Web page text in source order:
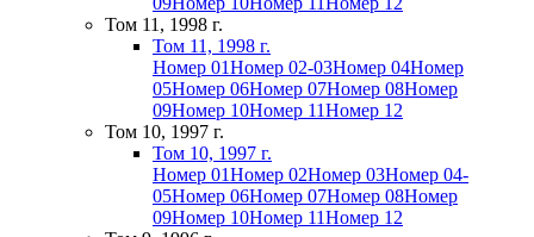
Том 11, 1998 г.
Том 11, 1998 г.
Номер 01Номер 02-03Номер 04Номер
05Номер 06Номер 07Номер 08Номер
09Номер 10Номер 11Номер 12
Том 10, 1997 г.
Том 10, 1997 г.
Номер 01Номер 02Номер 03Номер 04-
05Номер 06Номер 07Номер 08Номер
09Номер 10Номер 11Номер 12